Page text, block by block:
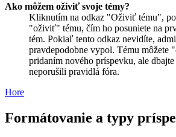
Ako môžem oživiť svoje témy?
Kliknutím na odkaz "Oživiť tému",
"oživiť" tému, čím ho posuniete na
tém. Pokiaľ tento odkaz nevidíte,
pravdepodobne vypol. Tému môžete
pridaním nového príspevku, ale dbajte
neporušili pravidlá fóra.
Hore
Formátovanie a typy